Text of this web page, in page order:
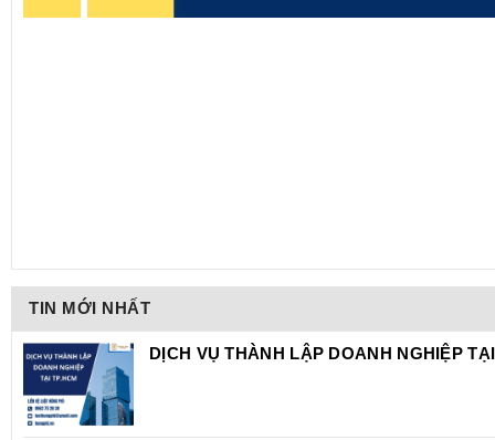
TIN MỚI NHẤT
DỊCH VỤ THÀNH LẬP DOANH NGHIỆP